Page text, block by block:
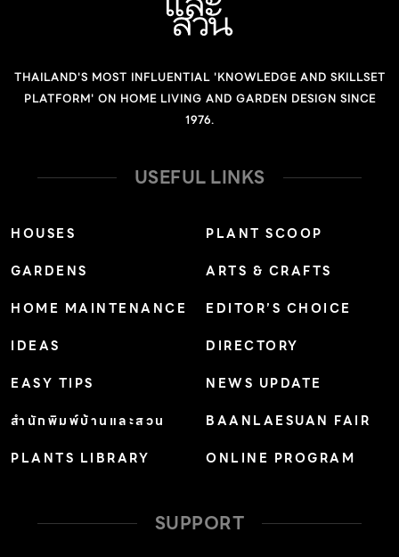
THAILAND'S MOST INFLUENTIAL 'KNOWLEDGE AND SKILLSET
PLATFORM' ON HOME LIVING AND GARDEN DESIGN SINCE
1976.
USEFUL LINKS
HOUSES
GARDENS
HOME MAINTENANCE
IDEAS
EASY TIPS
สำนักพิมพ์บ้านและสวน
PLANTS LIBRARY
PLANT SCOOP
ARTS & CRAFTS
EDITOR’S CHOICE
DIRECTORY
NEWS UPDATE
BAANLAESUAN FAIR
ONLINE PROGRAM
SUPPORT